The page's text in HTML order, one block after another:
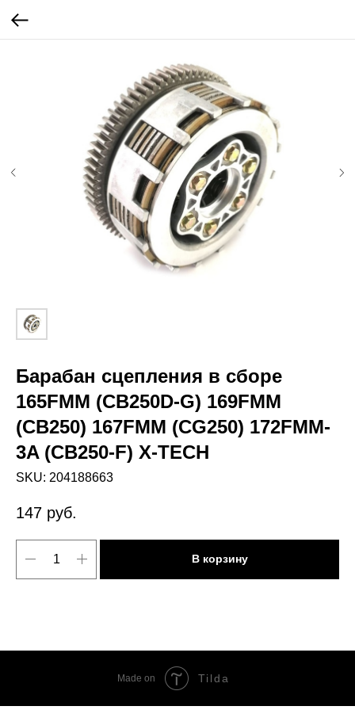
Барабан сцепления в сборе
165FMM (CB250D-G) 169FMM
(CB250) 167FMM (CG250) 172FMM-
3A (CB250-F) X-TECH
SKU: 204188663
147 руб.
В корзину
Made on Tilda